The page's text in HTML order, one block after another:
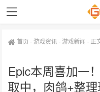
首页 -游戏资讯-游戏新闻 - 正
Epic本周喜加一
取中，肉鸽+整理